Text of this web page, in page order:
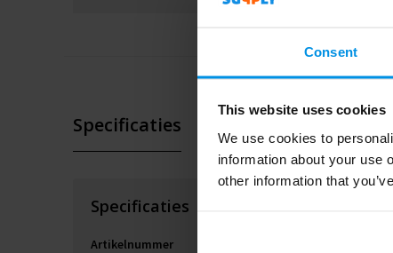
Consent
This website uses cookies
We use cookies to
information about your use
other information that
Specificaties
Specificaties
Artikelnummer